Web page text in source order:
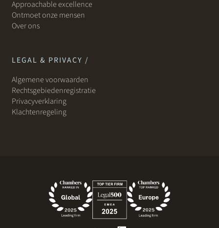
Approachable excellence
Ontmoet onze mensen
Over ons
LEGAL & PRIVACY /
Algemene voorwaarden
Rechtsgebiedenregistratie
Privacyverklaring
Klachtenregeling